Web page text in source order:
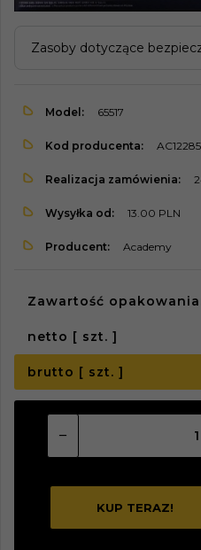
Zasoby dotyczące
Model: 65517
Kod producenta: AC12285
Realizacja zamówienia:
Wysyłka od: 13.00 PLN
Producent: Academy
Zawartość
netto [ szt. ]
brutto [ szt. ]
KUP TERAZ!